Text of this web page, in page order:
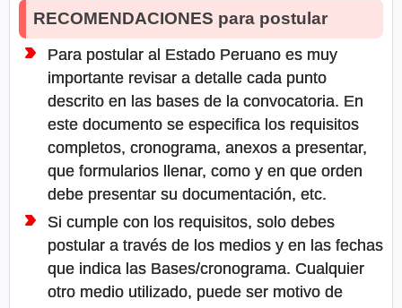
RECOMENDACIONES para postular
Para postular al Estado Peruano es muy
importante revisar a detalle cada punto
descrito en las bases de la convocatoria. En
este documento se especifica los requisitos
completos, cronograma, anexos a presentar,
que formularios llenar, como y en que orden
debe presentar su documentación, etc.
Si cumple con los requisitos, solo debes
postular a través de los medios y en las fechas
que indica las Bases/cronograma. Cualquier
otro medio utilizado, puede ser motivo de